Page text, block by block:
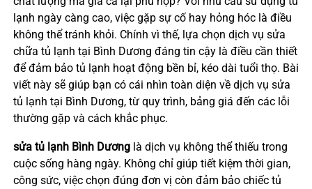
lạnh ngày càng cao, việc gặp sự cố hay hỏng hóc là điều
không thể tránh khỏi. Chính vì thế, lựa chọn dịch vụ sửa
chữa tủ lạnh tại Bình Dương đáng tin cậy là điều cần thiết
để đảm bảo tủ lạnh hoạt động bền bỉ, kéo dài tuổi thọ. Bài
viết này sẽ giúp bạn có cái nhìn toàn diện về dịch vụ sửa
tủ lạnh tại Bình Dương, từ quy trình, bảng giá đến các lỗi
thường gặp và cách khắc phục.
sửa tủ lạnh Bình Dươnglà dịch vụ không thể thiếu trong
cuộc sống hàng ngày. Không chỉ giúp tiết kiệm thời gian,
công sức, việc chọn đúng đơn vị còn đảm bảo chiếc tủ